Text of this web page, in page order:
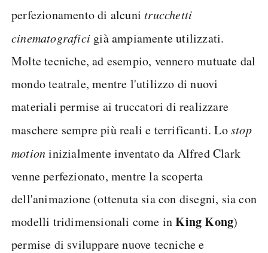
perfezionamento di alcunitrucchetti
cinematografici già ampiamente utilizzati.
Molte tecniche, ad esempio, vennero mutuate dal
mondo teatrale, mentre l'utilizzo di nuovi
materiali permise ai truccatori di realizzare
maschere sempre più reali e terrificanti. Lostop
motioninizialmente inventato da Alfred Clark
venne perfezionato, mentre la scoperta
dell'animazione (ottenuta sia con disegni, sia con
modelli tridimensionali come inKing Kong)
permise di sviluppare nuove tecniche e